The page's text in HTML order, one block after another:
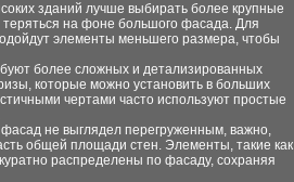
зданий лучше выбирать более крупные
на фоне большого фасада. Для
элементы меньшего размера, чтобы
более сложных и детализированных
которые можно установить в больших
чертами часто используют простые
не выглядел перегруженным, важно,
общей площади стен. Элементы, такие как
распределены по фасаду, сохраняя